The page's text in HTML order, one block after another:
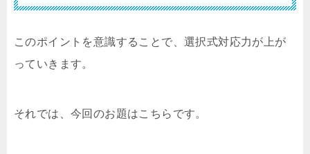
このポイントを意識することで、選択式対応力が上が
っていきます。
それでは、今回のお題はこちらです。